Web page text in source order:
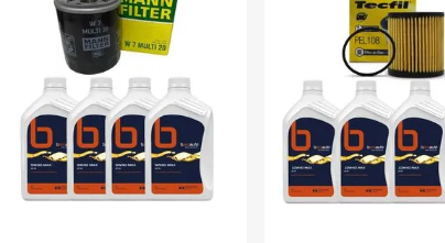
6º 175 70r14
7º 185 65r15
8º 185 60r15